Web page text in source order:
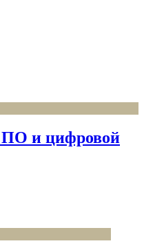
ПО и цифровой